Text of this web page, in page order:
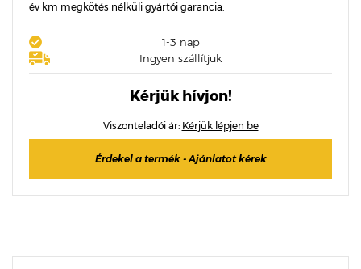
év km megkötés nélküli gyártói garancia.
1-3 nap
Ingyen szállítjuk
Kérjük hívjon!
Viszonteladói ár: Kérjük lépjen be
Érdekel a termék - Ajánlatot kérek